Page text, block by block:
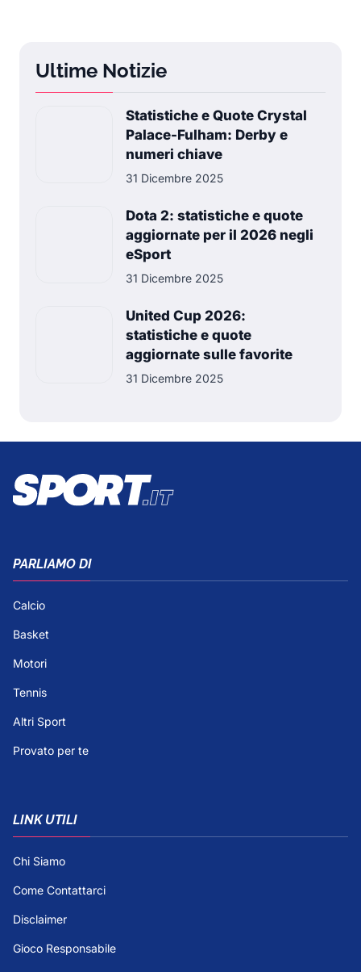
Ultime Notizie
Statistiche e Quote Crystal
Palace-Fulham: Derby e
numeri chiave
31 Dicembre 2025
Dota 2: statistiche e quote
aggiornate per il 2026 negli
eSport
31 Dicembre 2025
United Cup 2026:
statistiche e quote
aggiornate sulle favorite
31 Dicembre 2025
PARLIAMO DI
Calcio
Basket
Motori
Tennis
Altri Sport
Provato per te
LINK UTILI
Chi Siamo
Come Contattarci
Disclaimer
Gioco Responsabile